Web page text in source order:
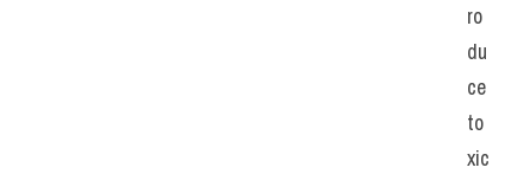
ro
du
ce
to
xic